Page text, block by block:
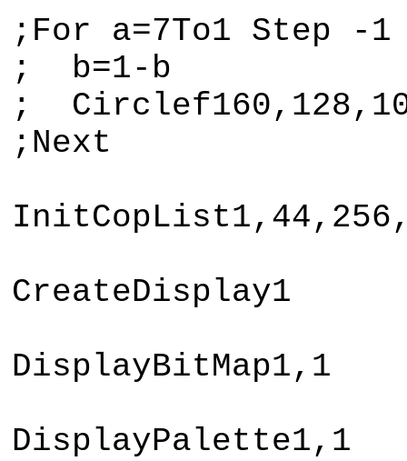
;For a=7To1 Step -1
; b=1-b
;
;Next
CreateDisplay1
DisplayBitMap1,1
DisplayPalette1,1